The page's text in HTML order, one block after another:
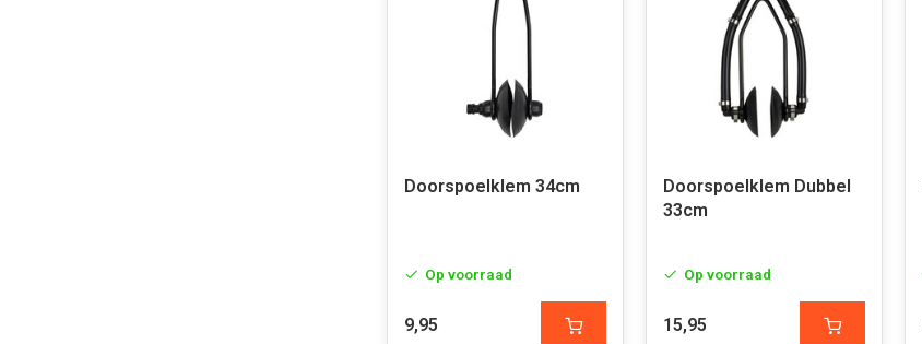
Doorspoelklem 34cm
Op voorraad
9,95
Doorspoelklem Dubbel
33cm
Op voorraad
15,95